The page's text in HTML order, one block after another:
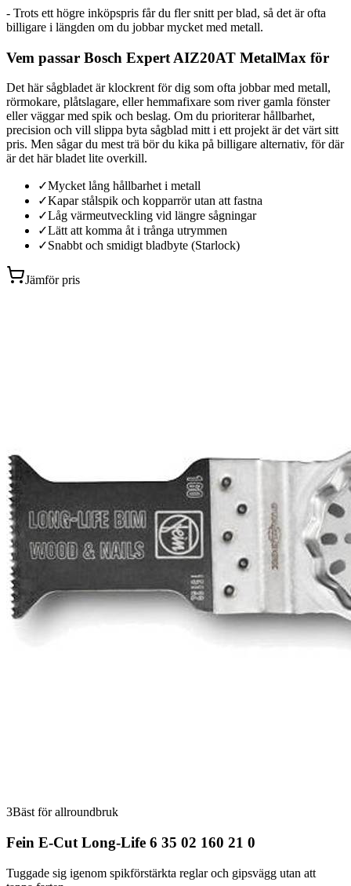
- Trots ett högre inköpspris får du fler snitt per blad, så det är ofta
billigare i längden om du jobbar mycket med metall.
Vem passar Bosch Expert AIZ20AT MetalMax för
Det här sågbladet är klockrent för dig som ofta jobbar med metall,
rörmokare, plåtslagare, eller hemmafixare som river gamla fönster
eller väggar med spik och beslag. Om du prioriterar hållbarhet,
precision och vill slippa byta sågblad mitt i ett projekt är det värt sitt
pris. Men sågar du mest trä bör du kika på billigare alternativ, för där
är det här bladet lite overkill.
✓Mycket lång hållbarhet i metall
✓Kapar stålspik och kopparrör utan att fastna
✓Låg värmeutveckling vid längre sågningar
✓Lätt att komma åt i trånga utrymmen
✓Snabbt och smidigt bladbyte (Starlock)
Jämför pris
3Bäst för allroundbruk
Fein E-Cut Long-Life 6 35 02 160 21 0
Tuggade sig igenom spikförstärkta reglar och gipsvägg utan att